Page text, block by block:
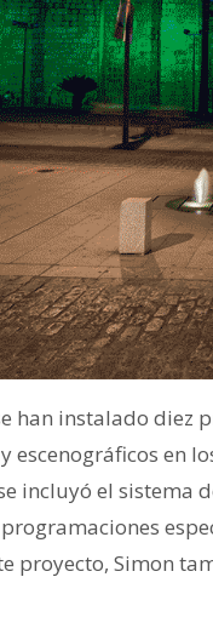
han instalado diez
escenográficos en
incluyó el sistema
proyecto, Simon